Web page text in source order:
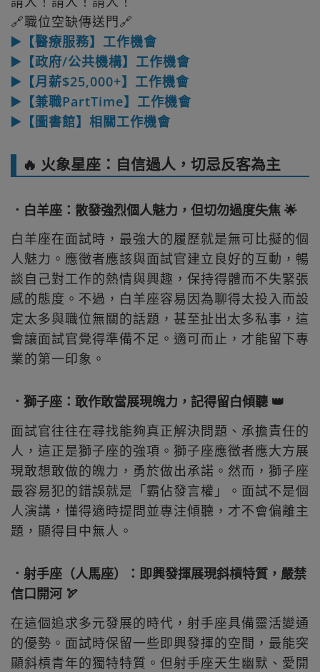
🔗職位空缺傳送門🔗
▶️【醫療服務】工作機會
▶️【政府/公共機構】工作機會
▶️【月薪$25,000+】工作機會
▶️【兼職PartTime】工作機會
▶️【圖書館】相關工作機會
🔥 火象星座：自信過人，切忌反客為主
．白羊座：散發強烈個人魅力，但切勿過度失焦 🌟
白羊座在面試時，最強大的履歷就是無可比擬的個
人魅力。應徵者應該與面試官建立良好的互動，暢
談自己對工作的熱情與興趣，保持得體而不失緊張
感的態度。不過，白羊座容易因為聊得太投入而設
定太多與職位無關的話題，甚至扯出太多私事，這
會讓面試官覺得準備不足。適可而止，才能留下專
業的第一印象。
．獅子座：敢作敢當展現魄力，記得留白傾聽 👑
面試官往往在尋找能夠真正解決問題、承擔責任的
人，這正是獅子座的強項。獅子座應徵者應大方展
現敢想敢做的魄力，勇於做出承諾。然而，獅子座
最容易犯的錯誤就是「霸佔發言權」。面試不是個
人演講，懂得適時提問並專注傾聽，才不會偏離主
題，顯得目中無人。
．射手座（人馬座）：即興發揮展現斜槓特質，嚴禁
信口開河 🏹
在這個追求多元發展的時代，射手座具備靈活變通
的優勢。面試時保留一些即興發揮的空間，最能突
顯斜槓青年的獨特特質。但射手座天生幽默、愛開